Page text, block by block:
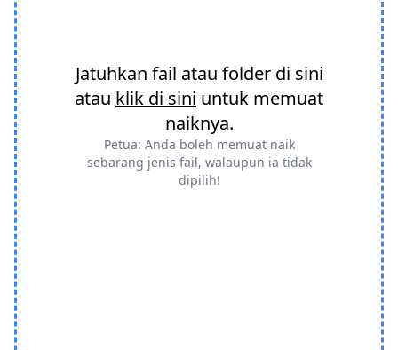
Jatuhkan fail atau folder di sini
atau klik di sini untuk memuat
naiknya.
Petua: Anda boleh memuat naik
sebarang jenis fail, walaupun ia tidak
dipilih!